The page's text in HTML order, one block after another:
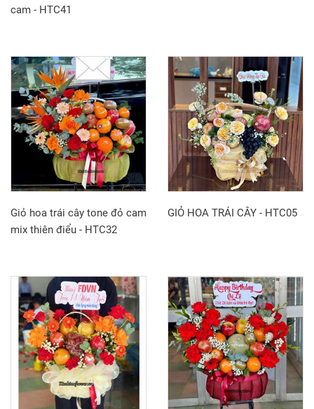
cam - HTC41
Giỏ hoa trái cây tone đỏ cam
mix thiên điểu - HTC32
GIỎ HOA TRÁI CÂY - HTC05